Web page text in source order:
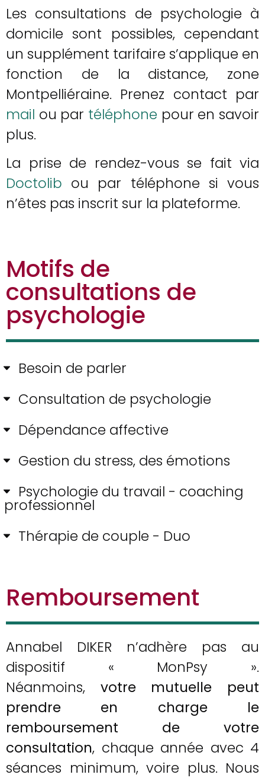
Les consultations de psychologie à
domicile sont possibles, cependant
un supplément tarifaire s’applique en
fonction de la distance, zone
Montpelliéraine. Prenez contact par
mail ou par téléphone pour en savoir
plus.
La prise de rendez-vous se fait via
Doctolib ou par téléphone si vous
n’êtes pas inscrit sur la plateforme.
Motifs de
consultations de
psychologie
Besoin de parler
Consultation de psychologie
Dépendance affective
Gestion du stress, des émotions
Psychologie du travail - coaching
professionnel
Thérapie de couple - Duo
Remboursement
Annabel DIKER n’adhère pas au
dispositif « MonPsy ».
Néanmoins, votre mutuelle peut
prendre en charge le
remboursement de votre
consultation, chaque année avec 4
séances minimum, voire plus. Nous